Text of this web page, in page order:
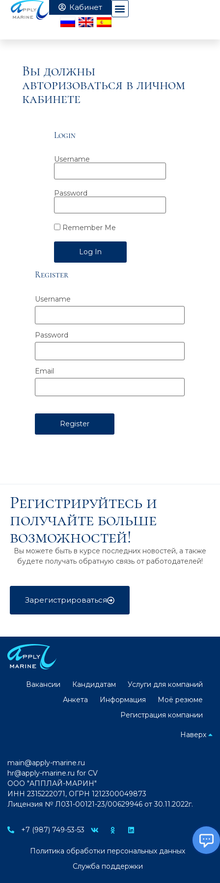
Вы должны
авторизоваться в личном
кабинете
Login
Username
Password
Remember Me
Alternative:
Register
Username
Password
Email
Регистрируйтесь и
получайте больше
возможностей!
Вы можете быть в курсе последних новостей, а также
будете получать обратную связь от работодателей!
Зарегистрироваться
Вакансии Кандидатам
Услуги для компаний
Анкета
Информация
Моё резюме
Регистрация компании
Наверх
main@apply-marine.ru
hr@apply-marine.ru for CV
ООО "АППЛАЙ-МАРИН"
ИНН 2315222071, ОГРН 1212300049873
Лицензия № Л031-00121-23/00629946 от 30.11.2022г.
+7 (987) 749-53-53
Политика обработки персональных данных
Служба поддержки